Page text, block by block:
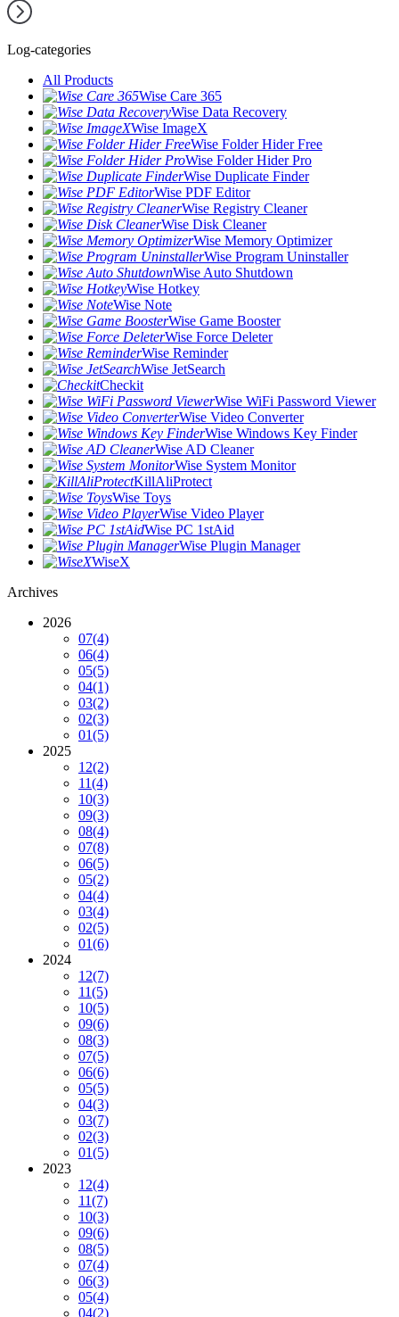
Log-categories
All Products
Wise Care 365
Wise Data Recovery
Wise ImageX
Wise Folder Hider Free
Wise Folder Hider Pro
Wise Duplicate Finder
Wise PDF Editor
Wise Registry Cleaner
Wise Disk Cleaner
Wise Memory Optimizer
Wise Program Uninstaller
Wise Auto Shutdown
Wise Hotkey
Wise Note
Wise Game Booster
Wise Force Deleter
Wise Reminder
Wise JetSearch
Checkit
Wise WiFi Password Viewer
Wise Video Converter
Wise Windows Key Finder
Wise AD Cleaner
Wise System Monitor
KillAliProtect
Wise Toys
Wise Video Player
Wise PC 1stAid
Wise Plugin Manager
WiseX
Archives
2026
07(4)
06(4)
05(5)
04(1)
03(2)
02(3)
01(5)
2025
12(2)
11(4)
10(3)
09(3)
08(4)
07(8)
06(5)
05(2)
04(4)
03(4)
02(5)
01(6)
2024
12(7)
11(5)
10(5)
09(6)
08(3)
07(5)
06(6)
05(5)
04(3)
03(7)
02(3)
01(5)
2023
12(4)
11(7)
10(3)
09(6)
08(5)
07(4)
06(3)
05(4)
04(2)